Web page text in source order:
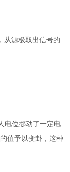
从源极取出信号的
电位挪动了一定电
值予以变卦，这种